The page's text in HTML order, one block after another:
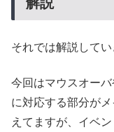
それでは解説してい
今回はマウスオー
に対応する部分が
えてますが、イベ